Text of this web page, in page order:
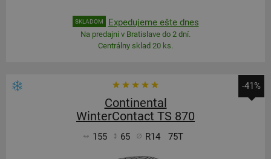
SKLADOM Expedujeme ešte dnes
Na predajni v Bratislave do 2 dní.
Centrálny sklad 20 ks.
-41%
Continental
WinterContact TS 870
155 65 R14 75T